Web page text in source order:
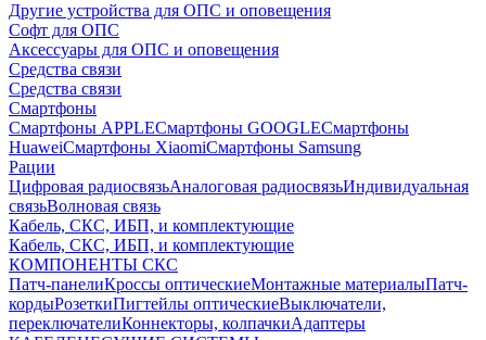
Другие устройства для ОПС и оповещения
Софт для ОПС
Аксессуары для ОПС и оповещения
Средства связи
Средства связи
Смартфоны
Смартфоны APPLEСмартфоны GOOGLEСмартфоны
HuaweiСмартфоны XiaomiСмартфоны Samsung
Рации
Цифровая радиосвязьАналоговая радиосвязьИндивидуальная
связьВолновая связь
Кабель, СКС, ИБП, и комплектующие
Кабель, СКС, ИБП, и комплектующие
КОМПОНЕНТЫ СКС
Патч-панелиКроссы оптическиеМонтажные материалыПатч-
кордыРозеткиПигтейлы оптическиеВыключатели,
переключателиКоннекторы, колпачкиАдаптеры